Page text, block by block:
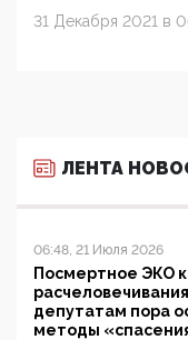
31 Декабря 2021 в
ЛЕНТА
06:48, 21 Июля 2026
Посмертное ЭКО
депутатам пора
методы